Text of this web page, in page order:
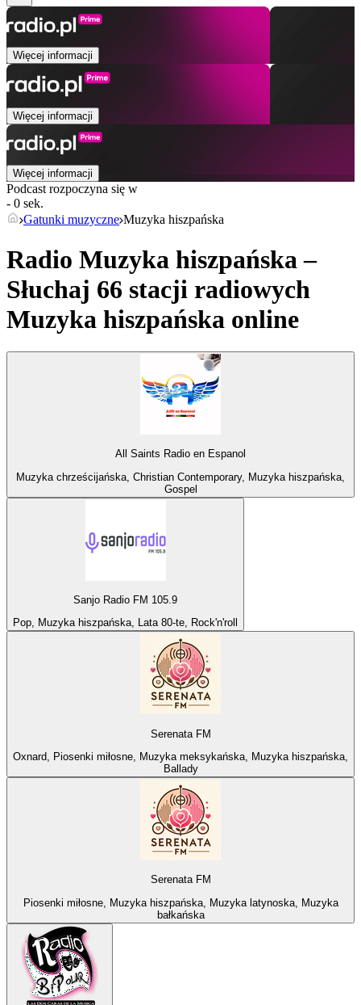
Więcej informacji
Więcej informacji
Więcej informacji
Podcast rozpoczyna się w
- 0 sek.
Gatunki muzyczne Muzyka hiszpańska
Radio Muzyka hiszpańska –
Słuchaj 66 stacji radiowych
Muzyka hiszpańska online
All Saints Radio en Espanol
Muzyka chrześcijańska, Christian Contemporary, Muzyka hiszpańska,
Gospel
Sanjo Radio FM 105.9
Pop, Muzyka hiszpańska, Lata 80-te, Rock'n'roll
Serenata FM
Oxnard, Piosenki miłosne, Muzyka meksykańska, Muzyka hiszpańska,
Ballady
Serenata FM
Piosenki miłosne, Muzyka hiszpańska, Muzyka latynoska, Muzyka
bałkańska